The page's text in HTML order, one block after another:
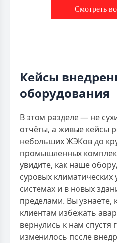
Смотреть
Кейсы
оборудования
В этом разделе — не
отчёты, а живые кейсы
небольших ЖЭКов до
промышленных
увидите, как наше
суровых климатических
системах и в новых
пределами. Вы узнаете,
клиентам избежать
вернулись к нам спустя
изменилось после